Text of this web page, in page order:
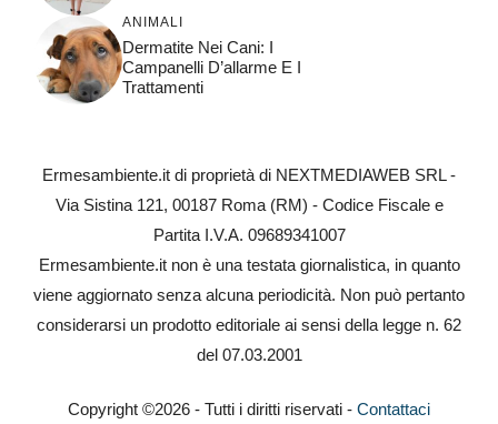
ANIMALI
Dermatite Nei Cani: I
Campanelli D’allarme E I
Trattamenti
Ermesambiente.it di proprietà di NEXTMEDIAWEB SRL -
Via Sistina 121, 00187 Roma (RM) - Codice Fiscale e
Partita I.V.A. 09689341007
Ermesambiente.it non è una testata giornalistica, in quanto
viene aggiornato senza alcuna periodicità. Non può pertanto
considerarsi un prodotto editoriale ai sensi della legge n. 62
del 07.03.2001
Copyright ©2026 - Tutti i diritti riservati - Contattaci